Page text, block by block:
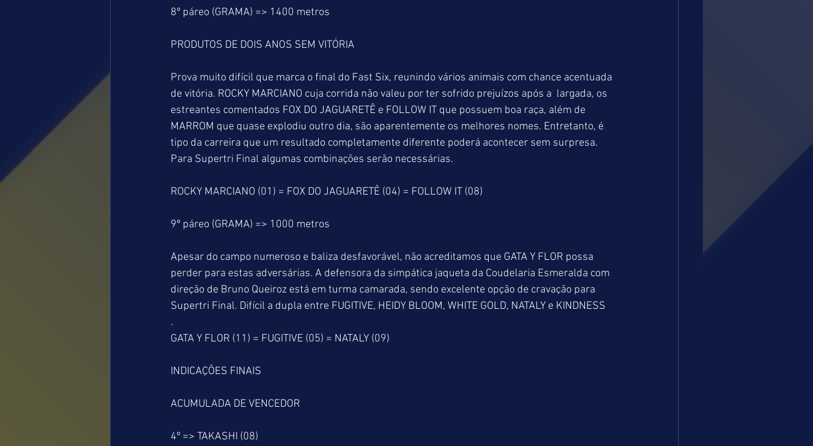
8º páreo (GRAMA) => 1400 metros
PRODUTOS DE DOIS ANOS SEM VITÓRIA
Prova muito difícil que marca o final do Fast Six, reunindo vários animais com chance acentuada
de vitória. ROCKY MARCIANO cuja corrida não valeu por ter sofrido prejuízos após a  largada, os
estreantes comentados FOX DO JAGUARETÊ e FOLLOW IT que possuem boa raça, além de
MARROM que quase explodiu outro dia, são aparentemente os melhores nomes. Entretanto, é
tipo da carreira que um resultado completamente diferente poderá acontecer sem surpresa.
Para Supertri Final algumas combinações serão necessárias.
ROCKY MARCIANO (01) = FOX DO JAGUARETÊ (04) = FOLLOW IT (08)
9º páreo (GRAMA) => 1000 metros
Apesar do campo numeroso e baliza desfavorável, não acreditamos que GATA Y FLOR possa
perder para estas adversárias. A defensora da simpática jaqueta da Coudelaria Esmeralda com
direção de Bruno Queiroz está em turma camarada, sendo excelente opção de cravação para
Supertri Final. Difícil a dupla entre FUGITIVE, HEIDY BLOOM, WHITE GOLD, NATALY e KINDNESS
.
GATA Y FLOR (11) = FUGITIVE (05) = NATALY (09)
INDICAÇÕES FINAIS
ACUMULADA DE VENCEDOR
4º => TAKASHI (08)